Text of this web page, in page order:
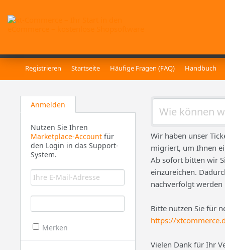
Registrieren Startseite Häufige Fragen (FAQ) Handbuch
Anmelden
Nutzen Sie Ihren
Marketplace-Accountfür
den Login in das Support-
System.
Merken
Wir haben unser
migriert, um Ihnen
Ab sofort bitten wir
einzureichen.
nachverfolgt werden
Bitte nutzen Sie für
https://
Vielen Dank für Ihr